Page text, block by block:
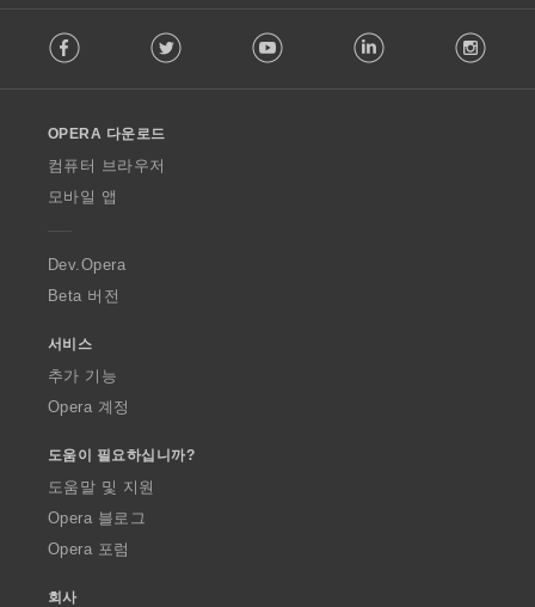
o
w
O
p
a
Facebook Twitter Youtube LinkedIn
OPERA 다운로드
컴퓨터 브라우저
모바일 앱
Dev.Opera
Beta 버전
서비스
추가 기능
Opera 계정
도움이 필요하십니까?
도움말 및 지원
Opera 블로그
Opera 포럼
회사